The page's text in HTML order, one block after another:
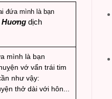
đứa mình là bạn
Huơng dịch
mình là bạn
vớ vẩn trái tim
như vậy:
thở dài với hôn...